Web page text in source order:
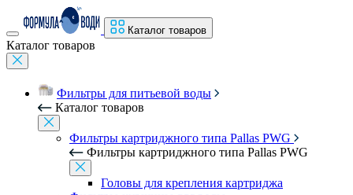
Каталог товаров
Каталог товаров
Фильтры для питьевой воды
Каталог товаров
Фильтры картриджного типа Pallas PWG
Фильтры картриджного типа Pallas PWG
Головы для крепления картриджа